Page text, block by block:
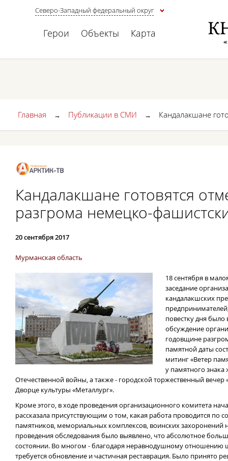
Северо-Западный федеральный округ
Герои Объекты Карта
Главная → Публикации в СМИ → Кандалакшане
Кандалакшане готовятся
разгрома немецко-
20 сентября 2017
Мурманская область
18 сентября в
заседание
кандалакшских
повестку дня
обсуждение
годовщине
памятной даты
митинг «Ветер
у памятного
Отечественной войны, а также - городской торжественный
Дворце культуры «Металлург».
Кроме этого, в ходе проведения организационного комитета
рассказала присутствующим о том, какая работа проводится
памятников, мемориальных комплексов, воинских
проведения обследования было выявлено, что абсолютное
состоянии. Во многом - благодаря неравнодушному отношению
требуется обновление и частичная реставрация. Было принято